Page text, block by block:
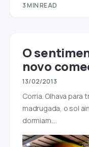
3 MIN READ
O
novo
13/02/2013
Corria. Olhava para
madrugada, o sol
dormiam.…